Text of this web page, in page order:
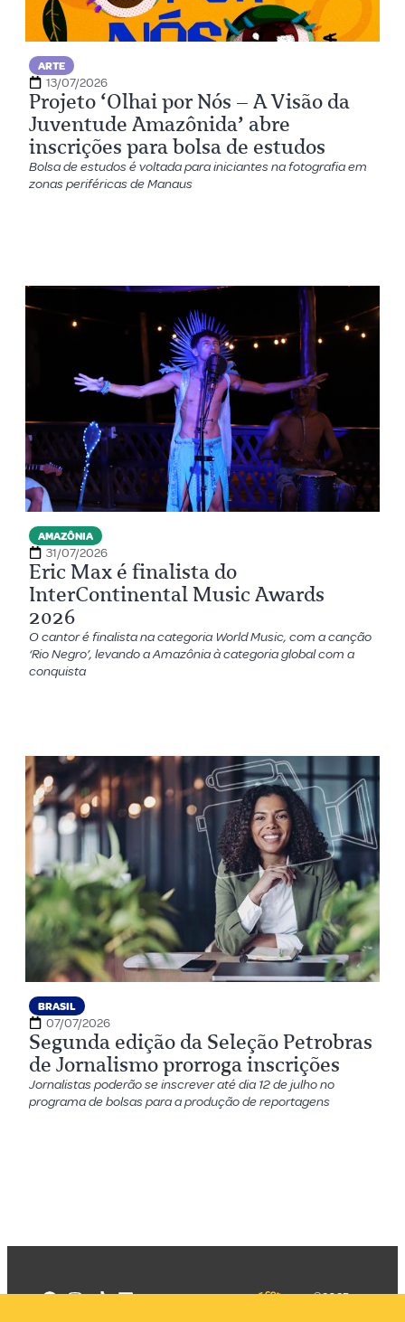
ARTE
13/07/2026
Projeto ‘Olhai por Nós – A Visão da
Juventude Amazônida’ abre
inscrições para bolsa de estudos
Bolsa de estudos é voltada para iniciantes na fotografia em
zonas periféricas de Manaus
AMAZÔNIA
31/07/2026
Eric Max é finalista do
InterContinental Music Awards
2026
O cantor é finalista na categoria World Music, com a canção
‘Rio Negro’, levando a Amazônia à categoria global com a
conquista
BRASIL
07/07/2026
Segunda edição da Seleção Petrobras
de Jornalismo prorroga inscrições
Jornalistas poderão se inscrever até dia 12 de julho no
programa de bolsas para a produção de reportagens
©2025